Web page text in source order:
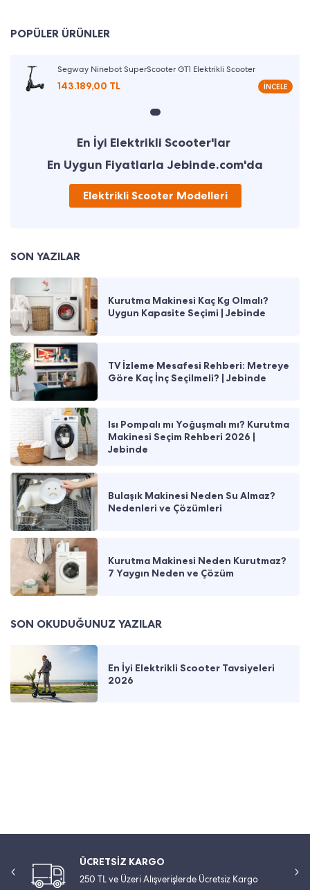
POPÜLER ÜRÜNLER
Segway Ninebot SuperScooter GT1 Elektrikli Scooter
143.189,00 TL İNCELE
En İyi Elektrikli Scooter'lar
En Uygun Fiyatlarla Jebinde.com'da
Elektrikli Scooter Modelleri
SON YAZILAR
Kurutma Makinesi Kaç Kg Olmalı?
Uygun Kapasite Seçimi | Jebinde
TV İzleme Mesafesi Rehberi: Metreye
Göre Kaç İnç Seçilmeli? | Jebinde
Isı Pompalı mı Yoğuşmalı mı? Kurutma
Makinesi Seçim Rehberi 2026 |
Jebinde
Bulaşık Makinesi Neden Su Almaz?
Nedenleri ve Çözümleri
Kurutma Makinesi Neden Kurutmaz?
7 Yaygın Neden ve Çözüm
SON OKUDUĞUNUZ YAZILAR
En İyi Elektrikli Scooter Tavsiyeleri
2026
ÜCRETSİZ KARGO
250 TL ve Üzeri Alışverişlerde Ücretsiz Kargo